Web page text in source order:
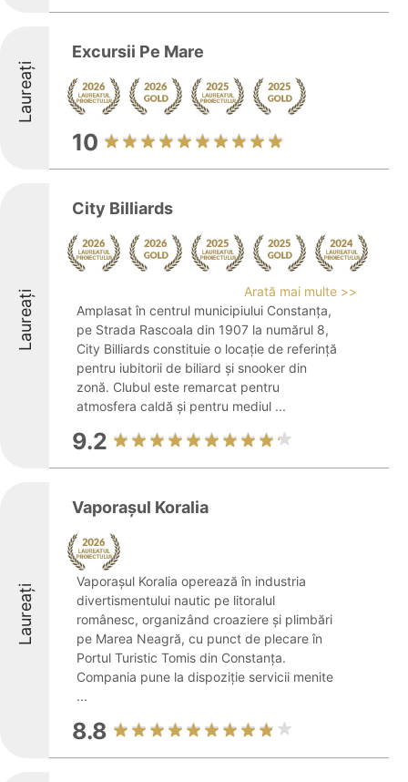
Laureați
Excursii Pe Mare
10
Laureați
City Billiards
Arată mai multe >>
Amplasat în centrul municipiului Constanța,
pe Strada Rascoala din 1907 la numărul 8,
City Billiards constituie o locație de referință
pentru iubitorii de biliard și snooker din
zonă. Clubul este remarcat pentru
atmosfera caldă și pentru mediul ...
9.2
Laureați
Vaporașul Koralia
Vaporașul Koralia operează în industria
divertismentului nautic pe litoralul
românesc, organizând croaziere și plimbări
pe Marea Neagră, cu punct de plecare în
Portul Turistic Tomis din Constanța.
Compania pune la dispoziție servicii menite
...
8.8